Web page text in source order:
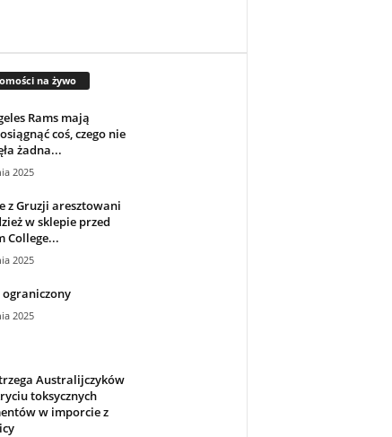
na żywo
Rams mają
coś, czego nie
żadna...
2025
z Gruzji aresztowani
w sklepie przed
College...
2025
ograniczony
2025
Australijczyków
toksycznych
w imporcie z